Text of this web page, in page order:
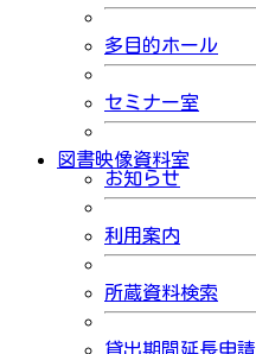
多目的ホール
セミナー室
図書映像資料室
お知らせ
利用案内
所蔵資料検索
貸出期間延長申請